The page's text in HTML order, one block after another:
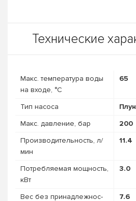
Технические
Макс. температура воды
на входе, °C
65
Тип насоса
Макс. давление, бар
200
Про­из­во­дитель­ность, л/
мин
11.4
Потребляемая мощность,
кВт
3.0
Вес без при­над­лежнос­
7.6